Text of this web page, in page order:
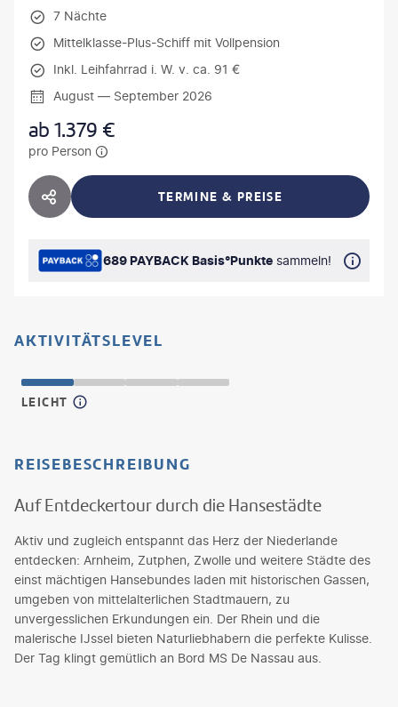
7 Nächte
Mittelklasse-Plus-Schiff mit Vollpension
Inkl. Leihfahrrad i. W. v. ca. 91 €
August — September 2026
ab1.379 €
pro Person
HOTEL TEILEN TERMINE & PREISE
689 PAYBACK Basis°Punkte sammeln!
AKTIVITÄTSLEVEL
LEICHT
REISEBESCHREIBUNG
Auf Entdeckertour durch die Hansestädte
Aktiv und zugleich entspannt das Herz der Niederlande
entdecken: Arnheim, Zutphen, Zwolle und weitere Städte des
einst mächtigen Hansebundes laden mit historischen Gassen,
umgeben von mittelalterlichen Stadtmauern, zu
unvergesslichen Erkundungen ein. Der Rhein und die
malerische IJssel bieten Naturliebhabern die perfekte Kulisse.
Der Tag klingt gemütlich an Bord MS De Nassau aus.